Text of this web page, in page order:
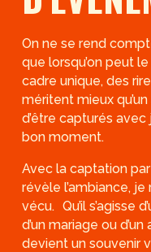
On ne se rend
que lorsqu’on peut
cadre unique, des
méritent mieux
d’être capturés
bon moment.
Avec la captation
révèle l’ambiance,
vécu. Qu’il s’agisse
d’un mariage ou
devient un souvenir